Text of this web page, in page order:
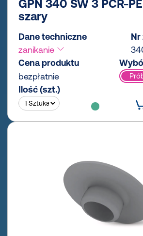
GPN 340 SW 3 PCR-
szary
Dane techniczne
zanikanie
Nr
Cena produktu
bezpłatnie
Ilość (szt.)